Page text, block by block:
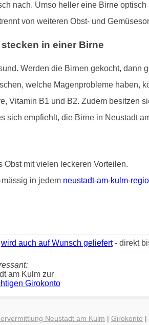
nach. Umso heller eine Birne
von weiteren Obst- und
in einer Birne
Werden die Birnen gekocht, dann
welche Magenprobleme haben,
Vitamin B1 und B2. Zudem besitzen
sich empfiehlt, die Birne in Neustadt
Obst mit vielen leckeren Vorteilen.
in jedem neustadt-am-kulm-
wird auch auf Wunsch geliefert- direkt
am Kulm zur
Girokonto
Neustadt am Kulm | Girokonto |